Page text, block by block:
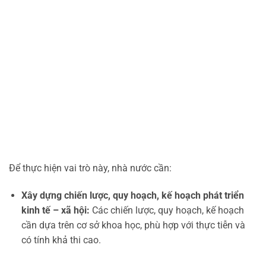
Để thực hiện vai trò này, nhà nước cần:
Xây dựng chiến lược, quy hoạch, kế hoạch phát triển
kinh tế – xã hội: Các chiến lược, quy hoạch, kế hoạch
cần dựa trên cơ sở khoa học, phù hợp với thực tiễn và
có tính khả thi cao.